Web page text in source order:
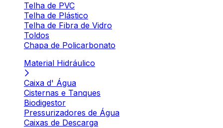
Telha de PVC
Telha de Plástico
Telha de Fibra de Vidro
Toldos
Chapa de Policarbonato
Material Hidráulico
Caixa d' Água
Cisternas e Tanques
Biodigestor
Pressurizadores de Água
Caixas de Descarga